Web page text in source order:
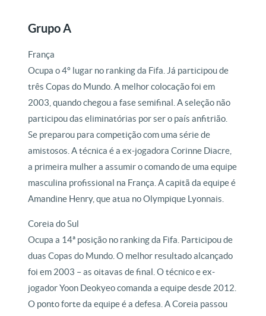
Grupo A
França
Ocupa o 4º lugar no ranking da Fifa. Já participou de
três Copas do Mundo. A melhor colocação foi em
2003, quando chegou a fase semifinal. A seleção não
participou das eliminatórias por ser o país anfitrião.
Se preparou para competição com uma série de
amistosos. A técnica é a ex-jogadora Corinne Diacre,
a primeira mulher a assumir o comando de uma equipe
masculina profissional na França. A capitã da equipe é
Amandine Henry, que atua no Olympique Lyonnais.
Coreia do Sul
Ocupa a 14ª posição no ranking da Fifa. Participou de
duas Copas do Mundo. O melhor resultado alcançado
foi em 2003 – as oitavas de final. O técnico e ex-
jogador Yoon Deokyeo comanda a equipe desde 2012.
O ponto forte da equipe é a defesa. A Coreia passou